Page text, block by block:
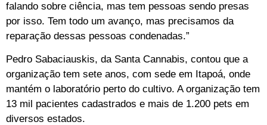
falando sobre ciência, mas tem pessoas sendo presas
por isso. Tem todo um avanço, mas precisamos da
reparação dessas pessoas condenadas.”
Pedro Sabaciauskis, da Santa Cannabis, contou que a
organização tem sete anos, com sede em Itapoá, onde
mantém o laboratório perto do cultivo. A organização tem
13 mil pacientes cadastrados e mais de 1.200 pets em
diversos estados.